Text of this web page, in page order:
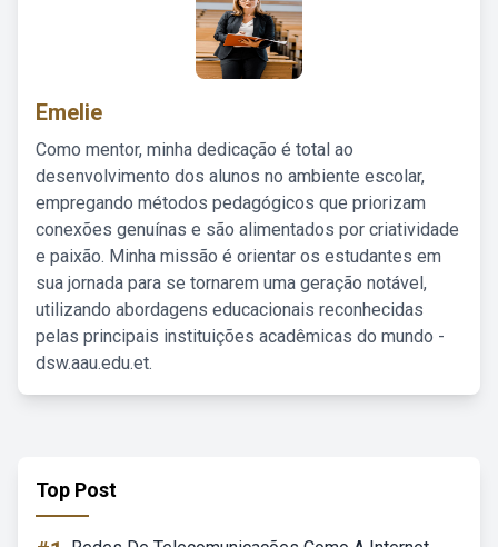
Emelie
Como mentor, minha dedicação é total ao
desenvolvimento dos alunos no ambiente escolar,
empregando métodos pedagógicos que priorizam
conexões genuínas e são alimentados por criatividade
e paixão. Minha missão é orientar os estudantes em
sua jornada para se tornarem uma geração notável,
utilizando abordagens educacionais reconhecidas
pelas principais instituições acadêmicas do mundo -
dsw.aau.edu.et.
Top Post